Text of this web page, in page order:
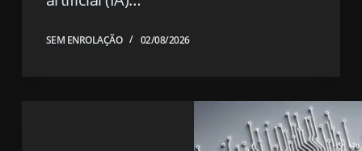
SEM ENROLAÇÃO 02/08/2026